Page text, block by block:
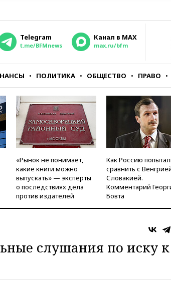
Telegram
t.me/BFMnews
Канал в MAX
max.ru/bfm
ПОЛИТИКА ОБЩЕСТВО ПРАВО
«Рынок не понимает,
какие книги можно
выпускать» — эксперты
о последствиях дела
против издателей
Как Россию
сравнить с
Словакией.
Комментарий
Бовта
слушания по иску к